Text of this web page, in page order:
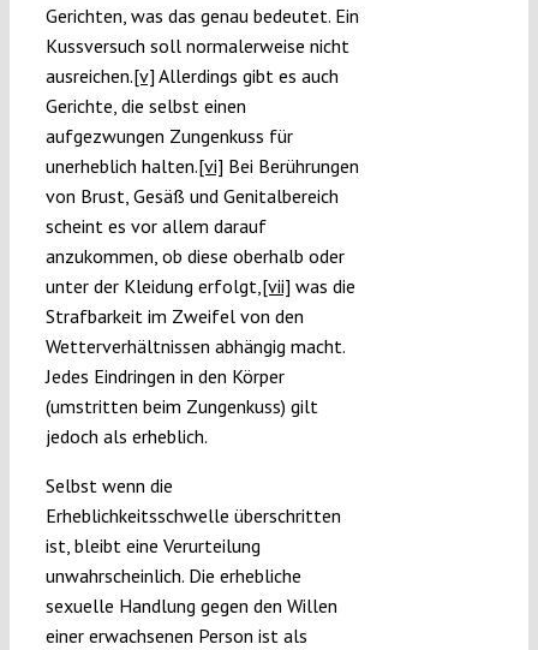
Gerichten, was das genau bedeutet. Ein
Kussversuch soll normalerweise nicht
ausreichen.[v] Allerdings gibt es auch
Gerichte, die selbst einen
aufgezwungen Zungenkuss für
unerheblich halten.[vi] Bei Berührungen
von Brust, Gesäß und Genitalbereich
scheint es vor allem darauf
anzukommen, ob diese oberhalb oder
unter der Kleidung erfolgt,[vii] was die
Strafbarkeit im Zweifel von den
Wetterverhältnissen abhängig macht.
Jedes Eindringen in den Körper
(umstritten beim Zungenkuss) gilt
jedoch als erheblich.
Selbst wenn die
Erheblichkeitsschwelle überschritten
ist, bleibt eine Verurteilung
unwahrscheinlich. Die erhebliche
sexuelle Handlung gegen den Willen
einer erwachsenen Person ist als